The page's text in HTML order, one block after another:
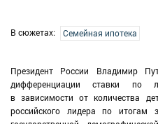
В сюжетах: Семейная ипотека
Президент России Владимир
дифференциации ставки по
в зависимости от количества
российского лидера по итогам